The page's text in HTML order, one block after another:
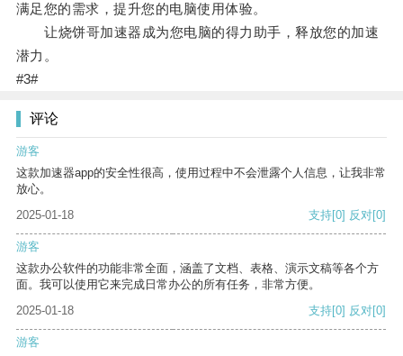
满足您的需求，提升您的电脑使用体验。
让烧饼哥加速器成为您电脑的得力助手，释放您的加速
潜力。
#3#
评论
游客
这款加速器app的安全性很高，使用过程中不会泄露个人信息，让我非常
放心。
2025-01-18
支持[0] 反对[0]
游客
这款办公软件的功能非常全面，涵盖了文档、表格、演示文稿等各个方
面。我可以使用它来完成日常办公的所有任务，非常方便。
2025-01-18
支持[0] 反对[0]
游客